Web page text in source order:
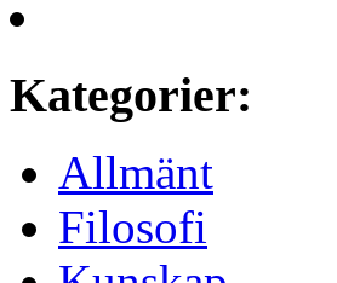
Kategorier:
Allmänt
Filosofi